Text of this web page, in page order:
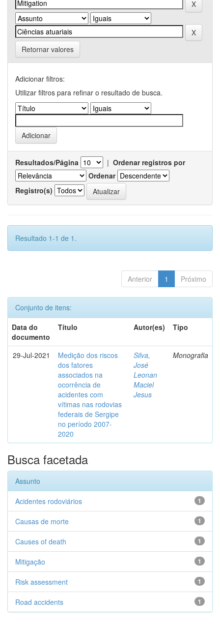
Retornar valores
Adicionar filtros:
Utilizar filtros para refinar o resultado de busca.
Resultados/Página | Ordenar registros por
Ordenar
Registro(s)
Resultado 1-1 de 1.
Anterior 1 Próximo
Conjunto de itens:
Data do
documento
Título Autor(es) Tipo
29-Jul-2021
Medição dos riscos
dos fatores
associados na
ocorrência de
acidentes com
vítimas nas rodovias
federais de Sergipe
no período 2007-
2020
Silva,
José
Leonan
Maciel
Jesus
Monografia
Busca facetada
Assunto
1
Acidentes rodoviários
1
Causas de morte
1
Causes of death
1
Mitigação
1
Risk assessment
1
Road accidents